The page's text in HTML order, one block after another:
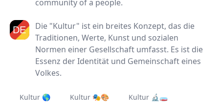
community of a people.
Die "Kultur" ist ein breites Konzept, das die
Traditionen, Werte, Kunst und sozialen
Normen einer Gesellschaft umfasst. Es ist die
Essenz der Identität und Gemeinschaft eines
Volkes.
Kultur 🌎 Kultur 🎭🎨 Kultur 🔬🧫